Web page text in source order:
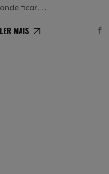
onde ficar.
LER MAIS